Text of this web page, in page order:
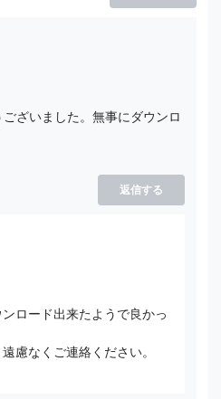
ざいました。無事にダウンロ
返信する
ロード出来たようで良かっ
慮なくご連絡ください。